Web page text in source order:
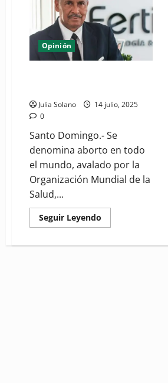
de
infantes
con
años
experimenta
Opinión
Julia Solano
14 julio, 2025
0
Santo Domingo.- Se
denomina aborto en todo
el mundo, avalado por la
Organización Mundial de la
Salud,...
Seguir Leyendo
more
problema